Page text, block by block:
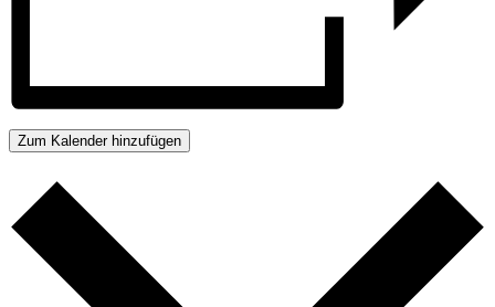
Zum Kalender hinzufügen